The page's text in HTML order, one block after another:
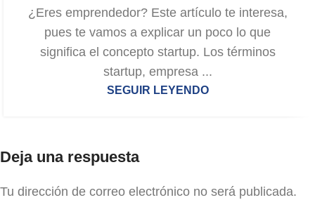
¿Eres emprendedor? Este artículo te interesa,
pues te vamos a explicar un poco lo que
significa el concepto startup. Los términos
startup, empresa ...
SEGUIR LEYENDO
Deja una respuesta
Tu dirección de correo electrónico no será publicada.